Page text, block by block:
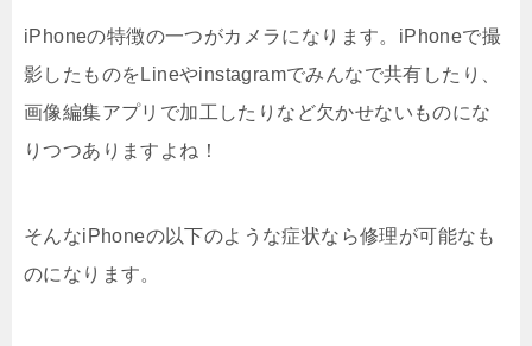
iPhoneの特徴の一つがカメラになります。iPhoneで撮
影したものをLineやinstagramでみんなで共有したり、
画像編集アプリで加工したりなど欠かせないものにな
りつつありますよね！
そんなiPhoneの以下のような症状なら修理が可能なも
のになります。